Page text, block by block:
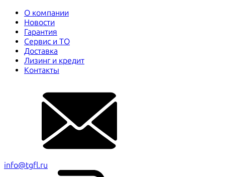
О компании
Новости
Гарантия
Сервис и ТО
Доставка
Лизинг и кредит
Контакты
info@tgfl.ru